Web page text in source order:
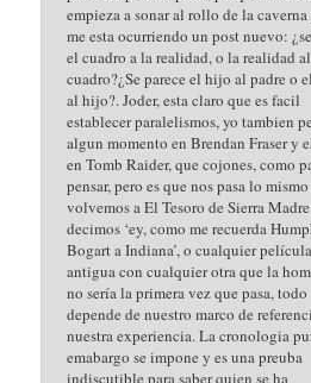
empieza a sonar al rollo de la caverna
me esta ocurriendo un post nuevo:
el cuadro a la realidad, o la realidad al
cuadro?¿Se parece el hijo al padre o
al hijo?. Joder, esta claro que es facil
establecer paralelismos, yo tambien
algun momento en Brendan Fraser y
en Tomb Raider, que cojones, como
pensar, pero es que nos pasa lo
volvemos a El Tesoro de Sierra
decimos ‘ey, como me recuerda
Bogart a Indiana’, o cualquier
antigua con cualquier otra que la
no sería la primera vez que pasa, todo
depende de nuestro marco de
nuestra experiencia. La cronologia
emabargo se impone y es una preuba
indiscutible para saber quien se ha